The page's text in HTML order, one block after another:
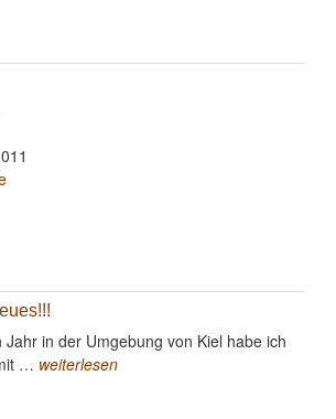
Jahr in der Umgebung von Kiel habe ich
… weiterlesen